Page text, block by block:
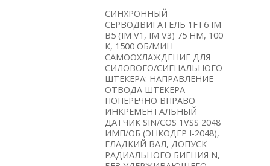
СИНХРОННЫЙ
СЕРВОДВИГАТЕЛЬ 1FT6 IM
B5 (IM V1, IM V3) 75 HM, 100
К, 1500 ОБ/МИН
САМООХЛАЖДЕНИЕ ДЛЯ
СИЛОВОГО/СИГНАЛЬНОГО
ШТЕКЕРА: НАПРАВЛЕНИЕ
ОТВОДА ШТЕКЕРА
ПОПЕРЕЧНО ВПРАВО
ИНКРЕМЕНТАЛЬНЫЙ
ДАТЧИК SIN/COS 1VSS 2048
ИМП/ОБ (ЭНКОДЕР I-2048),
ГЛАДКИЙ ВАЛ, ДОПУСК
РАДИАЛЬНОГО БИЕНИЯ N,